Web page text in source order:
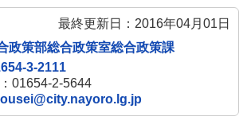
す
最終更新日：2016年04月01日
政策部総合政策室総合政策課
3-2111
01654-2-5644